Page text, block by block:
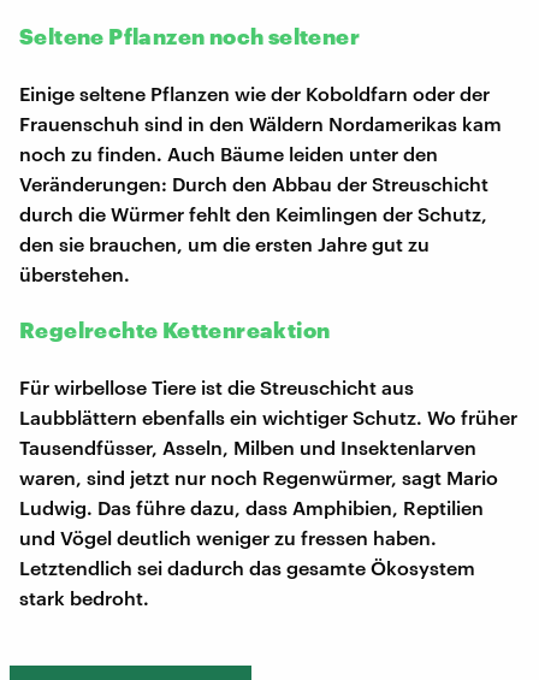
Seltene Pflanzen noch seltener
Einige seltene Pflanzen wie der Koboldfarn oder der
Frauenschuh sind in den Wäldern Nordamerikas kam
noch zu finden. Auch Bäume leiden unter den
Veränderungen: Durch den Abbau der Streuschicht
durch die Würmer fehlt den Keimlingen der Schutz,
den sie brauchen, um die ersten Jahre gut zu
überstehen.
Regelrechte Kettenreaktion
Für wirbellose Tiere ist die Streuschicht aus
Laubblättern ebenfalls ein wichtiger Schutz. Wo früher
Tausendfüsser, Asseln, Milben und Insektenlarven
waren, sind jetzt nur noch Regenwürmer, sagt Mario
Ludwig. Das führe dazu, dass Amphibien, Reptilien
und Vögel deutlich weniger zu fressen haben.
Letztendlich sei dadurch das gesamte Ökosystem
stark bedroht.